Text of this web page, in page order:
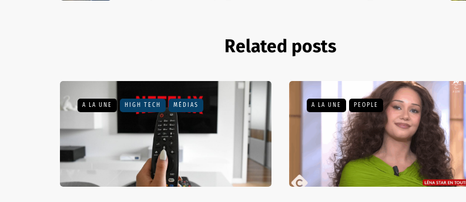
Related posts
A LA UNE HIGH TECH MÉDIAS A LA UNE PEOPLE